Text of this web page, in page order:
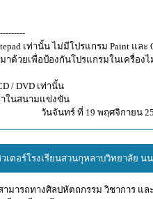
เท่านั้น ไม่มีโปรแกรม Paint และ
าด้วยเพื่อป้องกันโปรแกรมในเครื่อง
/ DVD เท่านั้น
ในสนามแข่งขัน
วันจันทร์ ที่ 19 พฤศจิกายน
ตอร์โรงเรียนสวนกุหลาบวิทยาลัย น
มารถทางศิลปหัตถกรรม วิชาการ แล